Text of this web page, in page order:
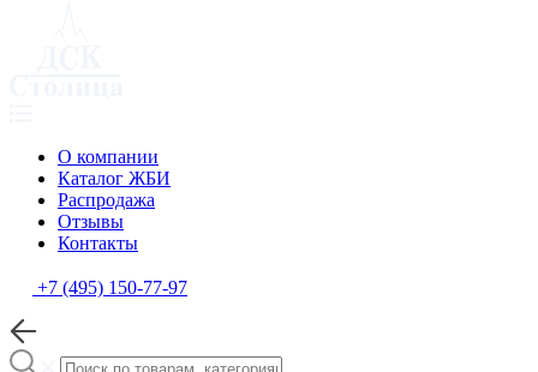
О компании
Каталог ЖБИ
Распродажа
Отзывы
Контакты
+7 (495) 150-77-97